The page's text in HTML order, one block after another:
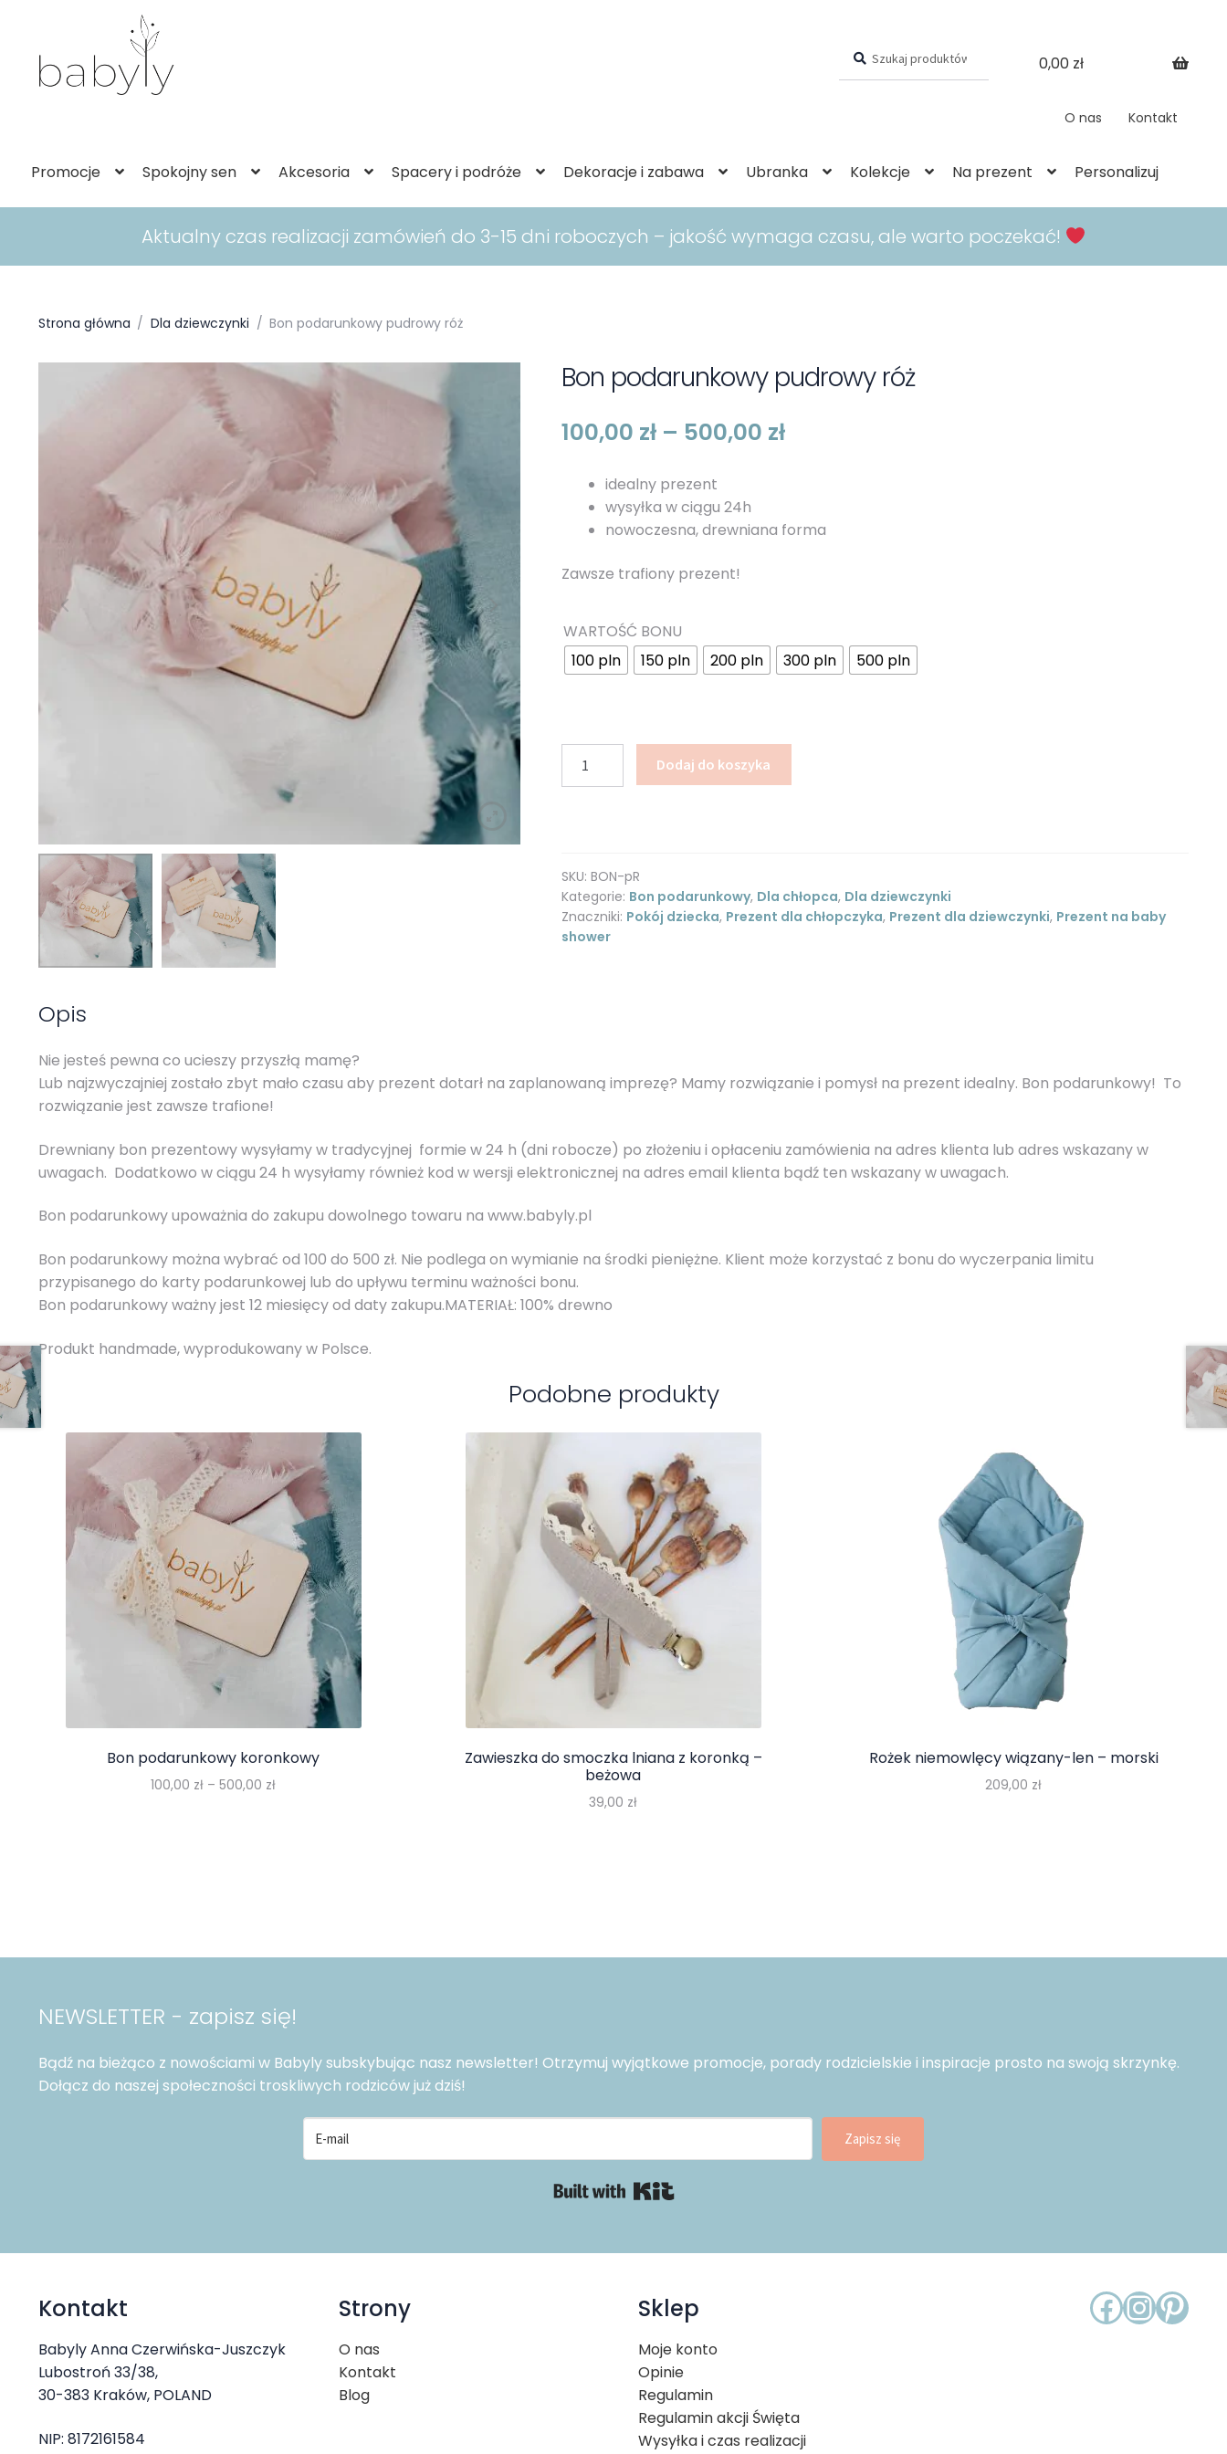
Aktualny czas realizacji zamówień do 3-15 dni roboczych – jakość wymaga czasu, ale warto poczekać!
Szukaj:
0,00 zł
O nas Kontakt
Promocje Spokojny sen Akcesoria Spacery i podróże Dekoracje i zabawa Ubranka Kolekcje Na prezent Personalizuj
Strona główna / Dla dziewczynki / Bon podarunkowy pudrowy róż
Bon podarunkowy pudrowy róż
100,00 zł – 500,00 złZakres
100,00 zł
idealny prezent
wysyłka w ciągu 24h
nowoczesna, drewniana forma
Zawsze trafiony prezent!
WARTOŚĆ BONU
100 pln
150 pln 200 pln 300 pln 500 pln
Bon
Dodaj do koszyka
SKU:BON-pR
Kategorie: Bon podarunkowy, Dla chłopca, Dla dziewczynki
Znaczniki: Pokój dziecka, Prezent dla chłopczyka, Prezent dla dziewczynki, Prezent na baby
shower
Opis
Nie jesteś pewna co ucieszy przyszłą mamę?
Lub najzwyczajniej zostało zbyt mało czasu aby prezent dotarł na zaplanowaną imprezę? Mamy rozwiązanie i pomysł na prezent idealny. Bon podarunkowy! To
rozwiązanie jest zawsze trafione!
Drewniany bon prezentowy wysyłamy w tradycyjnej formie w 24 h (dni robocze) po złożeniu i opłaceniu zamówienia na adres klienta lub adres wskazany w
uwagach. Dodatkowo w ciągu 24 h wysyłamy również kod w wersji elektronicznej na adres email klienta bądź ten wskazany w uwagach.
Bon podarunkowy upoważnia do zakupu dowolnego towaru na www.babyly.pl
Bon podarunkowy można wybrać od 100 do 500 zł. Nie podlega on wymianie na środki pieniężne. Klient może korzystać z bonu do wyczerpania limitu
przypisanego do karty podarunkowej lub do upływu terminu ważności bonu.
Bon podarunkowy ważny jest 12 miesięcy od daty zakupu.MATERIAŁ: 100% drewno
Produkt handmade, wyprodukowany w Polsce.
Podobne produkty
Bon podarunkowy koronkowy
100,00 zł – 500,00 zł
wybrać
produktu
Zawieszka do smoczka lniana z koronką –
beżowa
39,00 zł
Rożek niemowlęcy wiązany-len – morski
209,00 zł
NEWSLETTER - zapisz się!
Bądź na bieżąco z nowościami w Babyly subskybując nasz newsletter! Otrzymuj wyjątkowe promocje, porady rodzicielskie i inspiracje prosto na swoją skrzynkę.
Dołącz do naszej społeczności troskliwych rodziców już dziś!
Zapisz się
Kontakt
Babyly Anna Czerwińska-Juszczyk
Lubostroń 33/38,
30-383 Kraków, POLAND
NIP: 8172161584
Strony
O nas
Kontakt
Blog
Sklep
Moje konto
Opinie
Regulamin
Regulamin akcji Święta
Wysyłka i czas realizacji